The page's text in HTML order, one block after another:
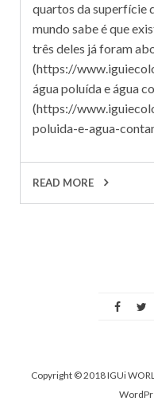
quartos da superfície
mundo sabe é que
três deles já foram
(https://
água poluída e água
(https://
poluida-e-agua-
READ MORE
Copyright © 2018 IGUi